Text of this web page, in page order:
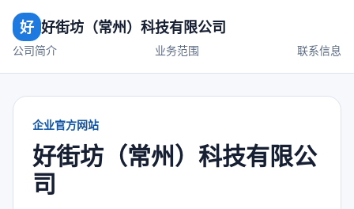
好 好街坊（常州）科技有限公司
公司简介 业务范围 联系信息
企业官方网站
好街坊（常州）科技有限公
司